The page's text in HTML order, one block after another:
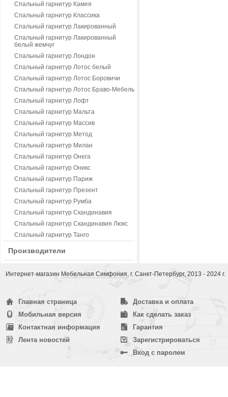
Спальный гарнитур Камея
Спальный гарнитур Классика
Спальный гарнитур Лакированный
Спальный гарнитур Лакированный
белый жемчуг
Спальный гарнитур Лондон
Спальный гарнитур Лотос белый
Спальный гарнитур Лотос Боровичи
Спальный гарнитур Лотос Браво-Мебель
Спальный гарнитур Лофт
Спальный гарнитур Мальта
Спальный гарнитур Массив
Спальный гарнитур Метод
Спальный гарнитур Милан
Спальный гарнитур Онега
Спальный гарнитур Оникс
Спальный гарнитур Париж
Спальный гарнитур Презент
Спальный гарнитур Румба
Спальный гарнитур Скандинавия
Спальный гарнитур Скандинавия Люкс
Спальный гарнитур Танго
Производители
Интернет-магазин Мебельная Симфония, г. Санкт-Петербург, 2013 - 2024 г.
Главная страница
Мобильная версия
Контактная информация
Лента новостей
Доставка и оплата
Как сделать заказ
Гарантия
Зарегистрироваться
Вход с паролем